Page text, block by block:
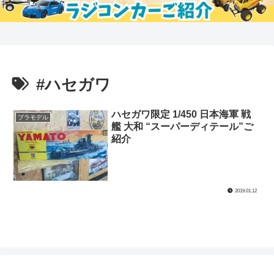
#ハセガワ
プラモデル
ハセガワ限定 1/450 日本海軍 戦
艦 大和 “スーパーディテール”ご
紹介
2019.01.12